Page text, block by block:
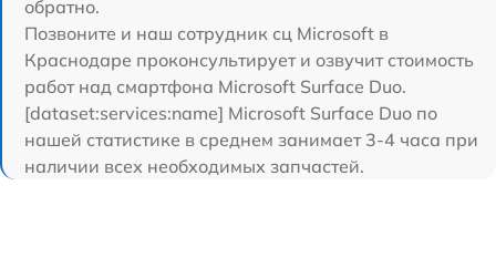
обратно.
Позвоните и наш сотрудник сц Microsoft в
Краснодаре проконсультирует и озвучит стоимость
работ над смартфона Microsoft Surface Duo.
[dataset:services:name] Microsoft Surface Duo по
нашей статистике в среднем занимает 3-4 часа при
наличии всех необходимых запчастей.